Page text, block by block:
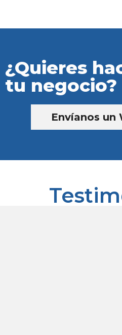
¿Quieres
tu negocio?
Envíanos un